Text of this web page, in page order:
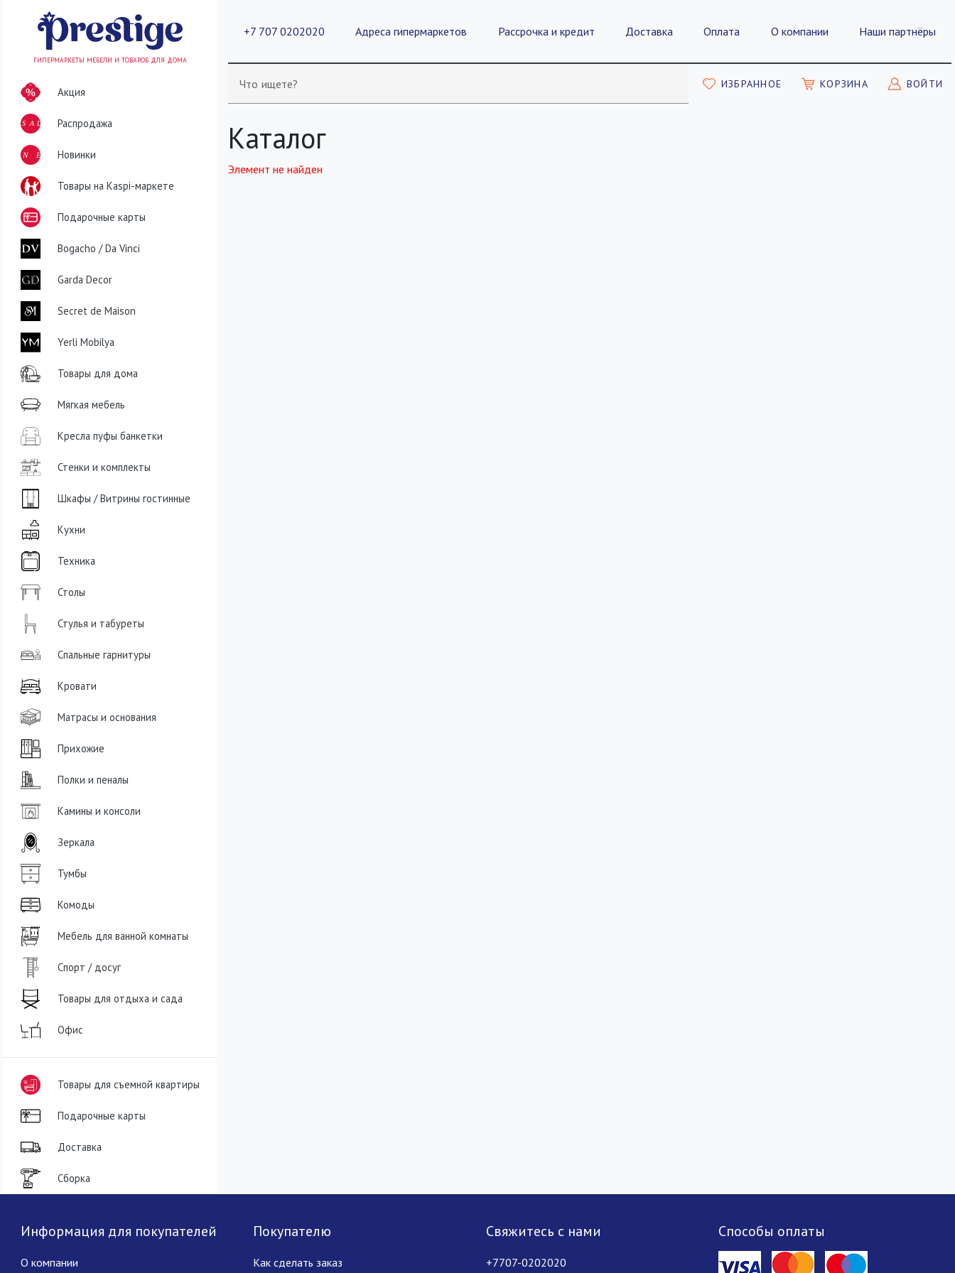
+7 707 0202020 Адреса гипермаркетов Рассрочка и кредит Доставка Оплата О компании Наши партнёры
Что ищете? ИЗБРАННОЕ КОРЗИНА ВОЙТИ
ГИПЕРМАРКЕТЫ МЕБЕЛИ И ТОВАРОВ ДЛЯ ДОМА
Акция
SALE Распродажа
NEWНовинки
Товары на Kaspi-маркете
Подарочные карты
Bogacho / Da Vinci
Garda Decor
Secret de Maison
Yerli Mobilya
Товары для дома
Мягкая мебель
Кресла пуфы банкетки
Стенки и комплекты
Шкафы / Витрины гостинные
Кухни
Техника
Столы
Стулья и табуреты
Спальные гарнитуры
Кровати
Матрасы и основания
Прихожие
Полки и пеналы
Камины и консоли
Зеркала
Тумбы
Комоды
Мебель для ванной комнаты
Спорт / досуг
Товары для отдыха и сада
Офис
Товары для съемной квартиры
Подарочные карты
Доставка
Сборка
Каталог
Элемент не найден
Информация для покупателей
О компании
Покупателю
Как сделать заказ
Свяжитесь с нами
+7707-0202020
Способы оплаты